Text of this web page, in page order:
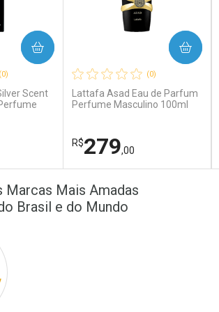
Comprar sem Desconto
Por R$ 172,25/cada
Comprar sem Desconto
Por R$ 172,25/cada
(0)
Scent
FECHAR
FECHAR
(0)
Lattafa Asad Eau de Parfum
Perfume Masculino 100ml
R$279,00
COMPRAR
Laboratório
Por Menos
Marcas Mais Amadas
Brasil e do Mundo